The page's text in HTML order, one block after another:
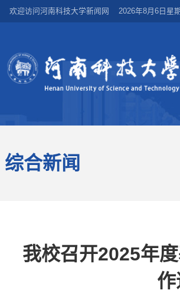
欢迎访问河南科技大学新闻网 2026年8月6日星
综合新闻
我校召开2025年